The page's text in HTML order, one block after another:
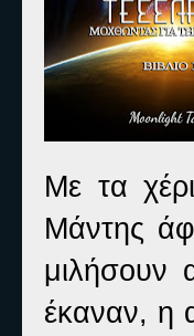
Με τα
Μάντης
μιλήσουν
έκαναν, η